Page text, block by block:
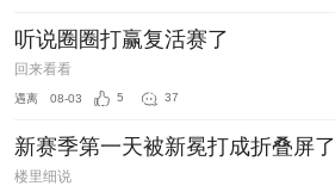
听说圈圈打赢复活赛了
回来看看
遇离 08-03 5 37
新赛季第一天被新冕打成折叠屏了
楼里细说